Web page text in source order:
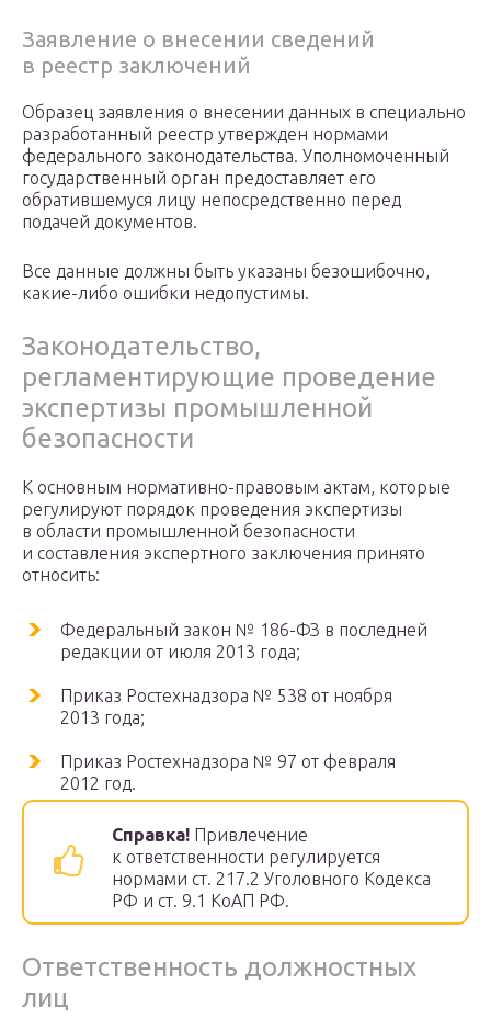
Заявление о внесении сведений
в реестр заключений
Образец заявления о внесении данных в специально
разработанный реестр утвержден нормами
федерального законодательства. Уполномоченный
государственный орган предоставляет его
обратившемуся лицу непосредственно перед
подачей документов.
Все данные должны быть указаны безошибочно,
какие-либо ошибки недопустимы.
Законодательство,
регламентирующие проведение
экспертизы промышленной
безопасности
К основным нормативно-правовым актам, которые
регулируют порядок проведения экспертизы
в области промышленной безопасности
и составления экспертного заключения принято
относить:
Федеральный закон № 186-ФЗ в последней
редакции от июля 2013 года;
Приказ Ростехнадзора № 538 от ноября
2013 года;
Приказ Ростехнадзора № 97 от февраля
2012 год.
Справка! Привлечение
к ответственности регулируется
нормами ст. 217.2 Уголовного Кодекса
РФ и ст. 9.1 КоАП РФ.
Ответственность должностных
лиц